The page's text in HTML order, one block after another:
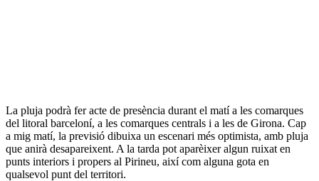
La pluja podrà fer acte de presència durant el matí a les comarques
del litoral barceloní, a les comarques centrals i a les de Girona. Cap
a mig matí, la previsió dibuixa un escenari més optimista, amb pluja
que anirà desapareixent. A la tarda pot aparèixer algun ruixat en
punts interiors i propers al Pirineu, així com alguna gota en
qualsevol punt del territori.